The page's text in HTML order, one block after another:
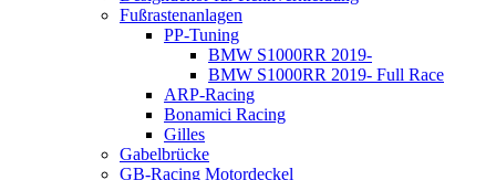
Fußrastenanlagen
PP-Tuning
BMW S1000RR 2019-
BMW S1000RR 2019- Full Race
ARP-Racing
Bonamici Racing
Gilles
Gabelbrücke
GB-Racing Motordeckel